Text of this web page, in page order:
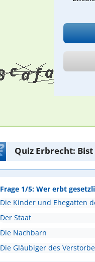
Quiz Erbrecht:
Frage 1/5: Wer erbt
Die Kinder und Ehegatten
Der Staat
Die Nachbarn
Die Gläubiger des